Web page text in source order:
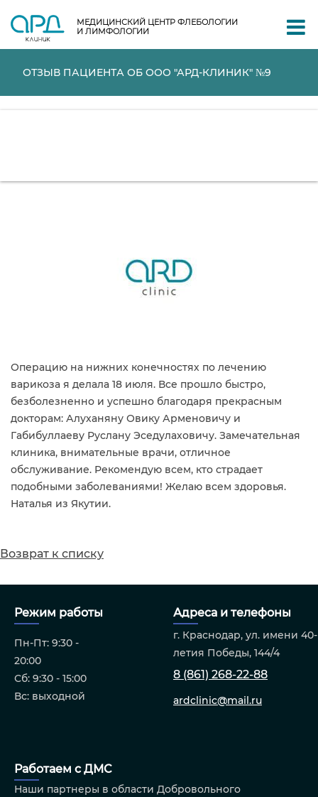
МЕДИЦИНСКИЙ ЦЕНТР ФЛЕБОЛОГИИ
И ЛИМФОЛОГИИ
ОТЗЫВ ПАЦИЕНТА ОБ ООО "АРД-КЛИНИК" №9
Операцию на нижних конечностях по лечению
варикоза я делала 18 июля. Все прошло быстро,
безболезненно и успешно благодаря прекрасным
докторам: Алуханяну Овику Арменовичу и
Габибуллаеву Руслану Эседулаховичу. Замечательная
клиника, внимательные врачи, отличное
обслуживание. Рекомендую всем, кто страдает
подобными заболеваниями! Желаю всем здоровья.
Наталья из Якутии.
Возврат к списку
Режим работы
Пн-Пт: 9:30 -
20:00
Сб: 9:30 - 15:00
Вс: выходной
Адреса и телефоны
г. Краснодар, ул. имени 40-
летия Победы, 144/4
8 (861) 268-22-88
ardclinic@mail.ru
Работаем с ДМС
Наши партнеры в области Добровольного